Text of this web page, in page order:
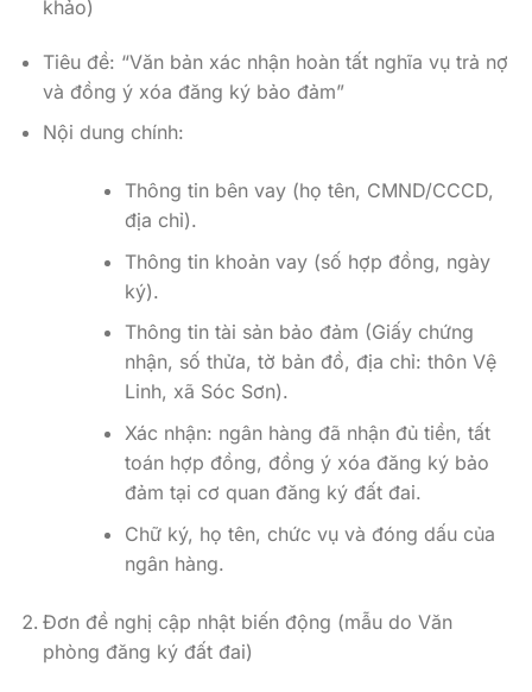
khảo)
Tiêu đề: “Văn bản xác nhận hoàn tất nghĩa vụ trả nợ
và đồng ý xóa đăng ký bảo đảm”
Nội dung chính:
Thông tin bên vay (họ tên, CMND/CCCD,
địa chỉ).
Thông tin khoản vay (số hợp đồng, ngày
ký).
Thông tin tài sản bảo đảm (Giấy chứng
nhận, số thửa, tờ bản đồ, địa chỉ: thôn Vệ
Linh, xã Sóc Sơn).
Xác nhận: ngân hàng đã nhận đủ tiền, tất
toán hợp đồng, đồng ý xóa đăng ký bảo
đảm tại cơ quan đăng ký đất đai.
Chữ ký, họ tên, chức vụ và đóng dấu của
ngân hàng.
Đơn đề nghị cập nhật biến động (mẫu do Văn
phòng đăng ký đất đai)